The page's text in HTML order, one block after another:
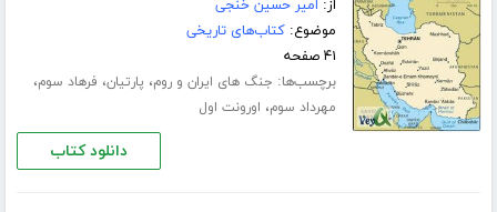
از: امیر حسین خنجی
موضوع:کتاب‌های تاریخی
۴۱ صفحه
برچسب‌ها: جنگ های ایران و روم، پارتیان، فرهاد سوم،
مهرداد سوم، اورونت اول
دانلود کتاب